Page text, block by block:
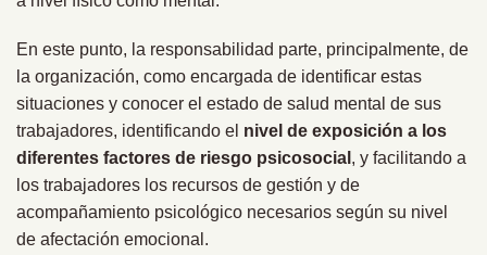
En este punto, la responsabilidad parte, principalmente, de
la organización, como encargada de identificar estas
situaciones y conocer el estado de salud mental de sus
trabajadores, identificando el nivel de exposición a los
diferentes factores de riesgo psicosocial , y facilitando a
los trabajadores los recursos de gestión y de
acompañamiento psicológico necesarios según su nivel
de afectación emocional.